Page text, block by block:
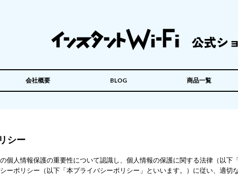
会社概要 BLOG 商品一覧
シー
個人情報保護の重要性について認識し、個人情報の保護に関する法律（以下
ーポリシー（以下「本プライバシーポリシー」といいます。）に従い、適切